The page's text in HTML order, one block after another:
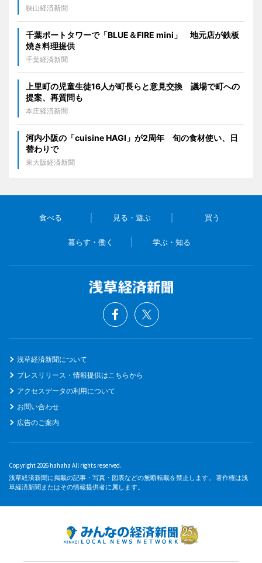
狭山経済新聞
千葉ポートタワーで「BLUE＆FIRE mini」 地元店が鉄板
焼き料理提供
千葉経済新聞
上里町の児童生徒16人が町長らと意見交換 議場で町への
提案、再質問も
本庄経済新聞
河内小阪の「cuisine HAGI」が2周年 旬の食材使い、日
替わりで
東大阪経済新聞
食べる 見る・遊ぶ 買う
暮らす・働く 学ぶ・知る
浅草経済新聞について
プレスリリース・情報提供はこちらから
アクセスデータの利用について
お問い合わせ
広告のご案内
Copyright 2026 hahaha All rights reserved.
浅草経済新聞に掲載の記事・写真・図表などの無断転載を禁止します。 著作権は浅
草経済新聞またはその情報提供者に属します。